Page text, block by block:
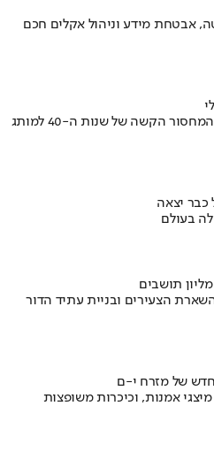
אבטחת מידע וניהול אקלים חכם
איך אסם הפכה את תקופת הצנע והמחסור הקשה של שנות ה-40 למותג
כבר יצאה
בעולם
הצעירים ובניית עתיד הדור
של מזרח י-ם
אמנות, וכיכרות משופצות